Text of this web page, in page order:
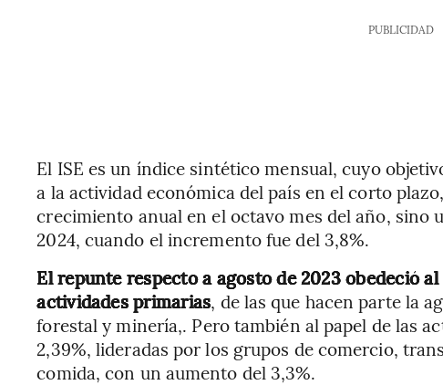
PUBLICIDAD
El ISE es un índice sintético mensual, cuyo
a la actividad económica del país en el corto
crecimiento anual en el octavo mes del año, sino
2024, cuando el incremento fue del 3,8%.
El repunte respecto a agosto de 2023 obedeció
actividades primarias, de las que hacen parte la
forestal y minería,. Pero también al papel de las
2,39%, lideradas por los grupos de comercio,
comida, con un aumento del 3,3%.